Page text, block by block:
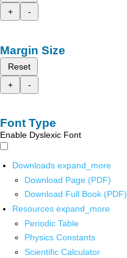
+
-
Margin Size
Reset
+
-
Font Type
Enable Dyslexic Font
Downloads expand_more
Download Page (PDF)
Download Full Book (PDF)
Resources expand_more
Periodic Table
Physics Constants
Scientific Calculator